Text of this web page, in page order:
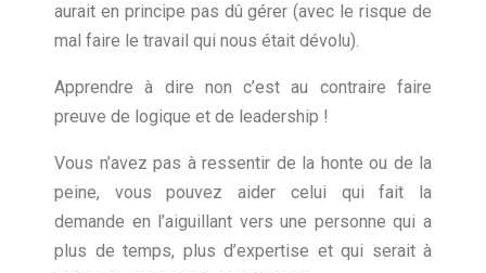
aurait en principe pas dû gérer (avec le risque de
mal faire le travail qui nous était dévolu).
Apprendre à dire non c’est au contraire faire
preuve de logique et de leadership !
Vous n’avez pas à ressentir de la honte ou de la
peine, vous pouvez aider celui qui fait la
demande en l’aiguillant vers une personne qui a
plus de temps, plus d’expertise et qui serait à